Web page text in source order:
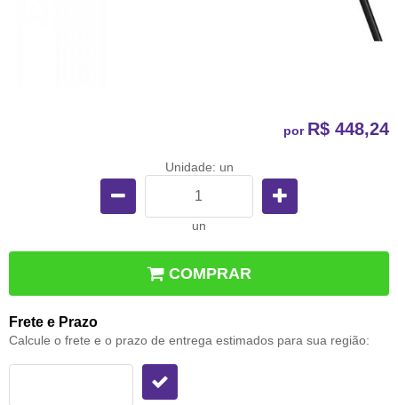
por R$ 448,24
Unidade: un
un
COMPRAR
Frete e Prazo
Calcule o frete e o prazo de entrega estimados para sua região: